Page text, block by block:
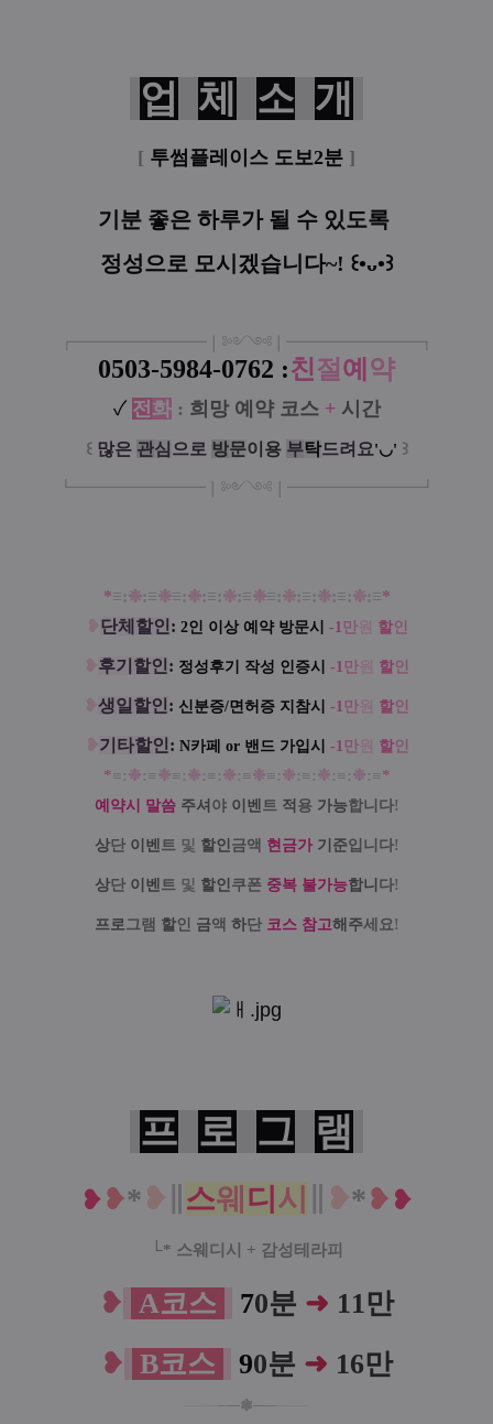
업 체 소 개
[ 투썸플레이스 도보2분 ]
기분 좋은 하루가 될 수 있도록
정성으로 모시겠습니다~! ꒰•ᴗ•꒱
┏━━━━━━━━ ❘༻༺❘ ━━━━━━━━┓
0503-5984-0762 :친절 예 약
✓ 전화 : 희망 예약 코스 + 시간
꒰ 많은 관심 으로 방문이 용 부탁드려요'◡' ꒱
┗━━━━━━━━ ❘༻༺❘ ━━━━━━━━┛
*≡:❉:≡❉≡:❉:≡:❉:≡❉≡:❉:≡:❉:≡:❉:≡*
❥단체할인 : 2인 이상 예약 방문시 -1만원 할인
❥후기할인 : 정성후기 작성 인증시 -1만원 할인
❥생일할인 : 신분증/면허증 지참시 -1만원 할인
❥기타할인 : N카페 or 밴드 가입시 -1만원 할인
*≡:❉:≡❉≡:❉:≡:❉:≡❉≡:❉:≡:❉:≡:❉:≡*
예약시 말씀 주셔 야 이벤트 적 용 가능합니다!
상단 이벤트 및 할인금액 현금가 기준입니다!
상단 이벤트 및 할인쿠폰 중복 불가능합니 다!
프로그램 할인 금액 하단 코스 참고해주세요!
프 로 그 램
❥❥* ❥ 스웨 디 시 ❥* ❥ ❥
└* 스웨디시 + 감성테라피
❥ A코스 70분 ➜ 11만
❥ B코스 90분 ➜ 16만
──❃──